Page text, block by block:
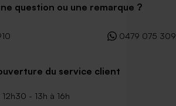
question ou une remarque ?
0479 075 309
du service client
- 13h à 16h